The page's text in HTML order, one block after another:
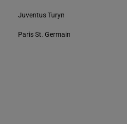
Juventus Turyn
Paris St. Germain